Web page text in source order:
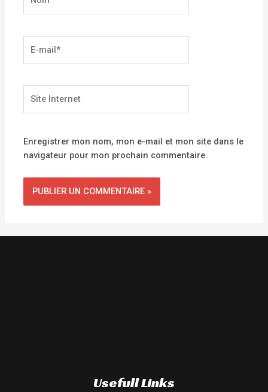
mail*
Internet
Enregistrer mon nom, mon e-mail et mon site dans le
navigateur pour mon prochain commentaire.
Usefull Links